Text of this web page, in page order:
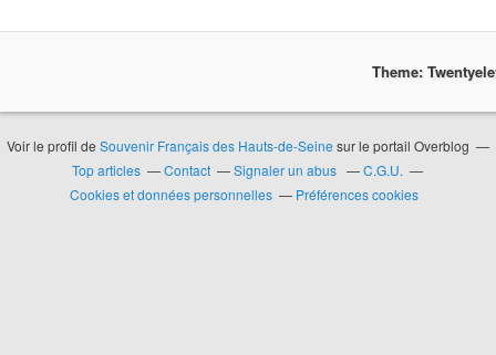
Theme:
Voir le profil de Souvenir Français des Hauts-de-Seine sur le portail Overblog
Top articles
Contact Signaler un abus
C.G.U.
Cookies et données personnelles
Préférences cookies